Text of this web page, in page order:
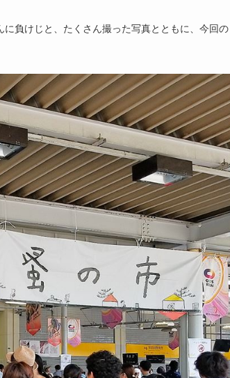
負けじと、たくさん撮った写真とともに、今回の